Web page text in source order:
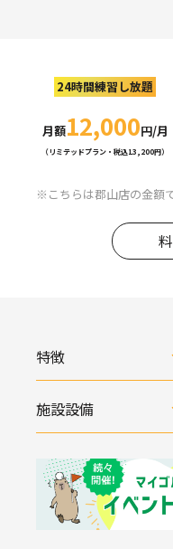
24時間練習し放題
月額12,000円/月
（リミテッドプラン・税込13,200円）
こちらは郡山店の金額
特徴
施設設備